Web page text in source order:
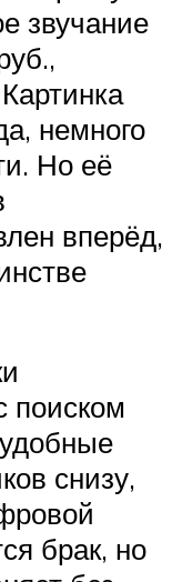
звучание
немного
Но её
вперёд,
поиском
снизу,
брак, но